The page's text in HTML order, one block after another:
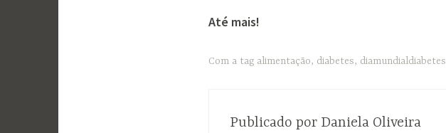
Até mais!
Com a tag alimentação, diabetes, diamundialdiabetes
Publicado por Daniela Oliveira